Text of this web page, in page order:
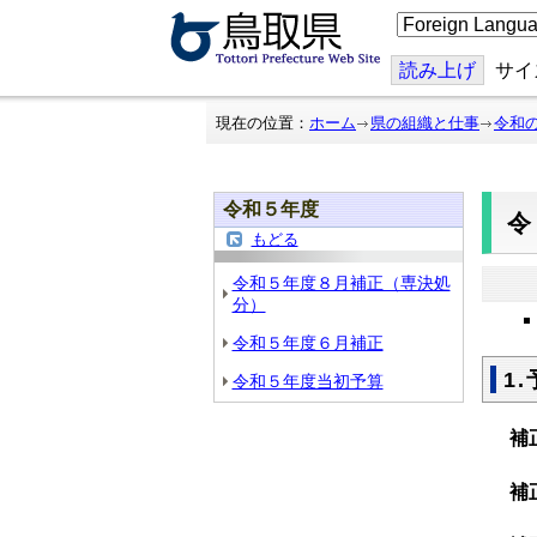
こ
の
ジ
を
翻
読み上げ サイ
現在の位置： ホーム 県の組織と仕事 令和
令和５年度
もどる
令和５年度８月補正（専決処
分）
令和５年度６月補正
令和５年度当初予算
1.
補
補